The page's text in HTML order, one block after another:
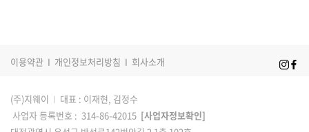
이용약관 I 개인정보처리방침 I 회사소개
(주)지웨이 I 대표 : 이재현, 김정수
사업자 등록번호 : 314-86-42015 [사업자정보확인]